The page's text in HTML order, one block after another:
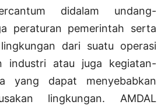
didalam undang-
peraturan pemerintah serta
dari suatu operasi
industri atau juga kegiatan-
yang dapat menyebabkan
lingkungan. AMDAL